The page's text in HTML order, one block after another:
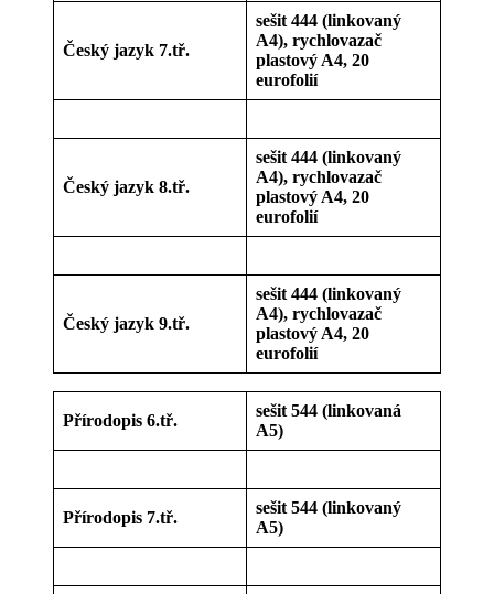
Český jazyk 7.tř.
sešit 444 (linkovaný
A4), rychlovazač
plastový A4, 20
eurofolií
Český jazyk 8.tř.
sešit 444 (linkovaný
A4), rychlovazač
plastový A4, 20
eurofolií
Český jazyk 9.tř.
sešit 444 (linkovaný
A4), rychlovazač
plastový A4, 20
eurofolií
Přírodopis 6.tř.
sešit 544 (linkovaná
A5)
Přírodopis 7.tř.
sešit 544 (linkovaný
A5)